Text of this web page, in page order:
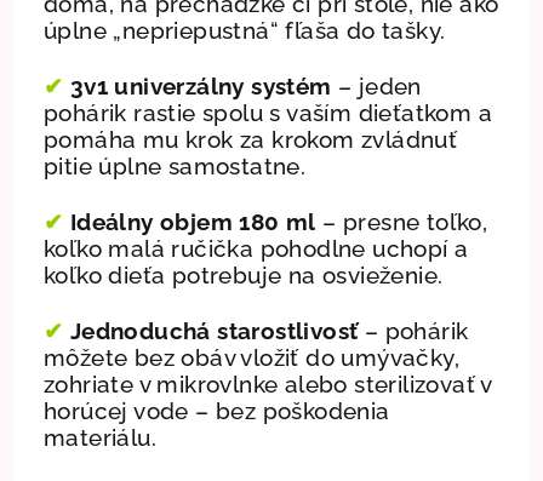
úplne „nepriepustná“ fľaša do tašky.
✔ 3v1 univerzálny systém – jeden
pohárik rastie spolu s vaším dieťatkom a
pomáha mu krok za krokom zvládnuť
pitie úplne samostatne.
✔ Ideálny objem 180 ml – presne toľko,
koľko malá ručička pohodlne uchopí a
koľko dieťa potrebuje na osvieženie.
✔ Jednoduchá starostlivosť– pohárik
môžete bez obáv vložiť do umývačky,
zohriate v mikrovlnke alebo sterilizovať v
horúcej vode – bez poškodenia
materiálu.